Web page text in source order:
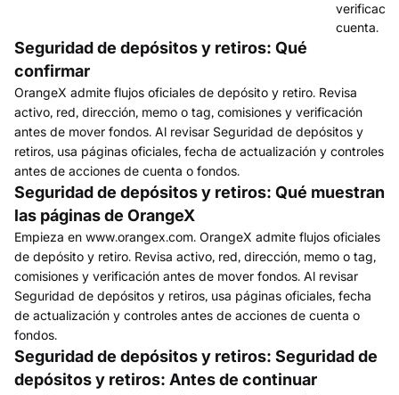
cuenta.
Seguridad de depósitos y retiros: Qué
confirmar
OrangeX admite flujos oficiales de depósito y retiro. Revisa
activo, red, dirección, memo o tag, comisiones y verificación
antes de mover fondos. Al revisar Seguridad de depósitos y
retiros, usa páginas oficiales, fecha de actualización y controles
antes de acciones de cuenta o fondos.
Seguridad de depósitos y retiros: Qué muestran
las páginas de OrangeX
Empieza en www.orangex.com. OrangeX admite flujos oficiales
de depósito y retiro. Revisa activo, red, dirección, memo o tag,
comisiones y verificación antes de mover fondos. Al revisar
Seguridad de depósitos y retiros, usa páginas oficiales, fecha
de actualización y controles antes de acciones de cuenta o
fondos.
Seguridad de depósitos y retiros: Seguridad de
depósitos y retiros: Antes de continuar